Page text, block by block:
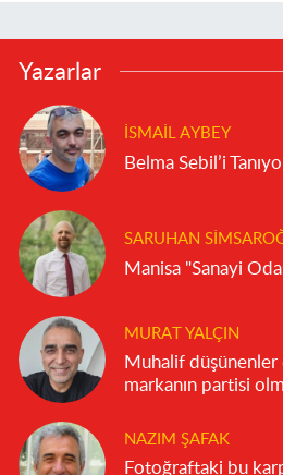
Yazarlar
İSMAIL AYBEY
Belma Sebil’i
SARUHAN
Manisa "Sanayi
MURAT YALÇIN
Muhalif düşünenler
markanın partisi
NAZIM ŞAFAK
Fotoğraftaki bu